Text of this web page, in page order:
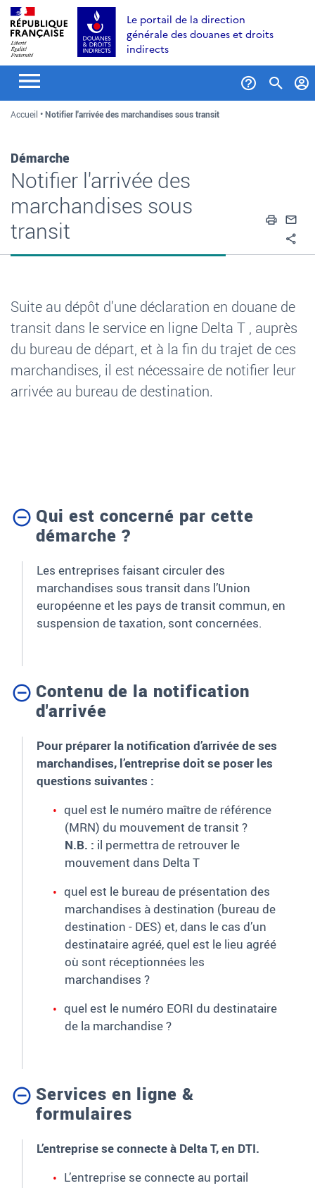
Aller
au
contenu
Aller
recherche
Aller
au
menu
Le portail de la direction
générale des douanes et droits
indirects
Accueil Notifier l'arrivée des marchandises sous transit
Démarche
Notifier l'arrivée des
marchandises sous
transit
Suite au dépôt d’une déclaration en douane de
transit dans le service en ligne Delta T , auprès
du bureau de départ, et à la fin du trajet de ces
marchandises, il est nécessaire de notifier leur
arrivée au bureau de destination.
Qui est concerné par cette
démarche ?
Les entreprises faisant circuler des
marchandises sous transit dans l’Union
européenne et les pays de transit commun, en
suspension de taxation, sont concernées.
Contenu de la notification
d'arrivée
Pour préparer la notification d’arrivée de ses
marchandises, l’entreprise doit se poser les
questions suivantes :
quel est le numéro maître de référence
(MRN) du mouvement de transit ?
N.B. : il permettra de retrouver le
mouvement dans Delta T
quel est le bureau de présentation des
marchandises à destination (bureau de
destination - DES) et, dans le cas d’un
destinataire agréé, quel est le lieu agréé
où sont réceptionnées les
marchandises ?
quel est le numéro EORI du destinataire
de la marchandise ?
Services en ligne &
formulaires
L’entreprise se connecte à Delta T, en DTI.
L’entreprise se connecte au portail